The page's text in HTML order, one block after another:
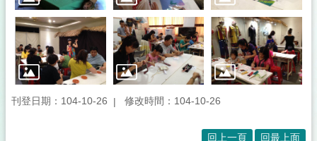
刊登日期：104-10-26 修改時間：104-10-26
回上一頁 回最上面